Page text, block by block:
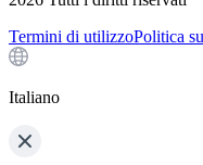
Termini di utilizzoPolitica
Italiano